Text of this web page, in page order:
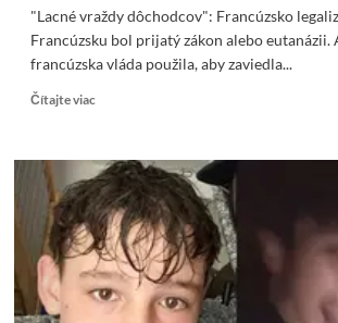
"Lacné vraždy dôchodcov": Francúzsko
Francúzsku bol prijatý zákon alebo eutanázii.
francúzska vláda použila, aby zaviedla...
Čítajte viacRead
„Lacné
vraždy
dôchodcov“:
Francúzsko
legalizuje
eutanáziu